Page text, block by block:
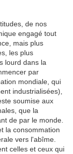
de nos
engagé tout
mais plus
les plus
lourd dans la
par
mondiale, qui
industrialisées),
soumise aux
que la
de par le monde.
la consommation
vers l'abîme.
celles et ceux qui